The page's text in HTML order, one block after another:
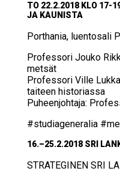
TO 22.2.2018 KLO 17-
JA KAU­NIS­TA
Port­ha­nia, luen­to­sa­li
Professori Jouko
metsät
Professori Ville
taiteen historiassa
Puheenjohtaja:
#studiageneralia
16.–25.2.2018 SRI
STRA­TE­GI­NEN SRI